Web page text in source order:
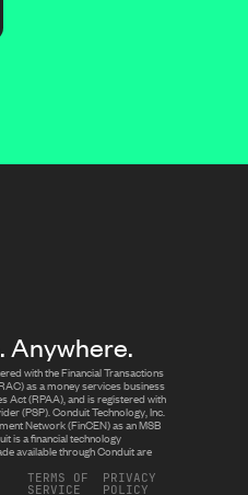
Anywhere.
with the Financial Transactions
as a money services business
Act (RPAA), and is registered with
(PSP). Conduit Technology, Inc.
Network (FinCEN) as an MSB
is a financial technology
available through Conduit are
TERMS OF
SERVICE
PRIVACY
POLICY